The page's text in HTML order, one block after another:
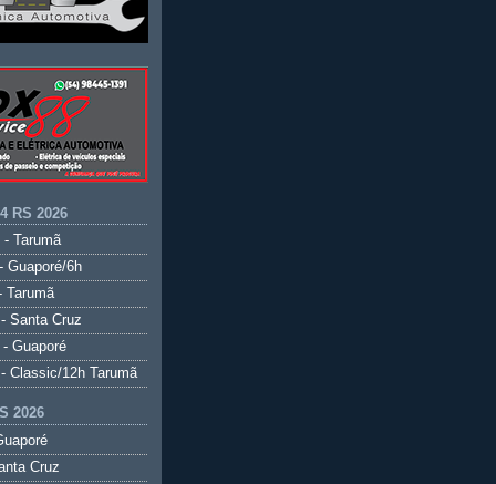
RS 2026
- Tarumã
Guaporé/6h
Tarumã
Santa Cruz
Guaporé
Classic/12h Tarumã
2026
Cruz